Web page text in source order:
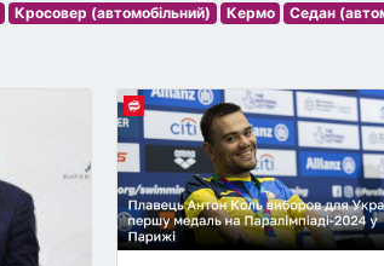
Кросовер (автомобільний) Кермо Седан